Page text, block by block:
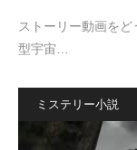
ストーリー動画を
型宇宙…
ミステリー小説